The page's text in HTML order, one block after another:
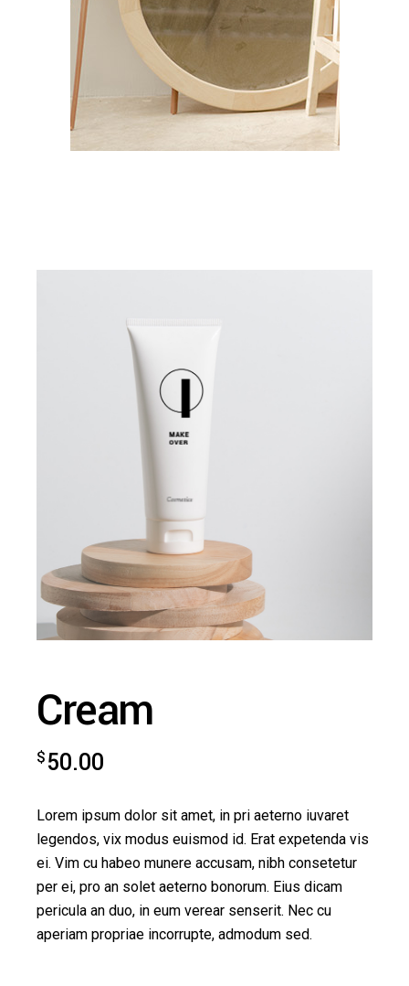
Cream
$50.00
Lorem ipsum dolor sit amet, in pri aeterno iuvaret
legendos, vix modus euismod id. Erat expetenda vis
ei. Vim cu habeo munere accusam, nibh consetetur
per ei, pro an solet aeterno bonorum. Eius dicam
pericula an duo, in eum verear senserit. Nec cu
aperiam propriae incorrupte, admodum sed.